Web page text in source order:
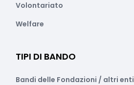
Volontariato
Welfare
TIPI DI BANDO
Bandi delle Fondazioni / altri enti